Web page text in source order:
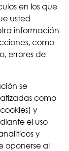
en los que
usted
información
como
errores de
se
como
y
el uso
y
oponerse al